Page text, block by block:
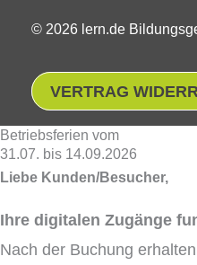
© 2026 lern.de
VERTRAG
Betriebsferien vom
31.07. bis 14.09.2026
Liebe Kunden/Besucher,
Ihre digitalen Zugänge
Nach der Buchung